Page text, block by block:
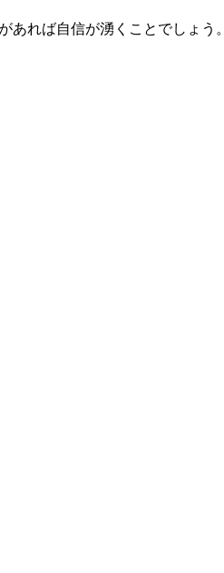
れば自信が湧くことでしょう。